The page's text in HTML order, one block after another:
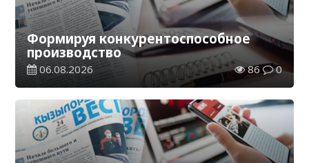
Формируя конкурентоспособное
производство
06.08.2026 86 0